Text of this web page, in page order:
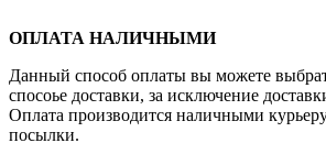
ОПЛАТА НАЛИЧНЫМИ
Данный способ оплаты вы можете
спосоье доставки, за исключение
Оплата производится наличными
посылки.